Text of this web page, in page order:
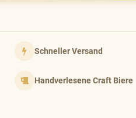
Schneller Versand
Handverlesene Craft Biere